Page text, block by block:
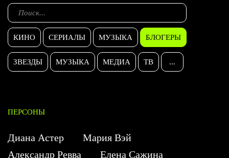
КИНО СЕРИАЛЫ МУЗЫКА БЛОГЕРЫ
ЗВЕЗДЫ МУЗЫКА МЕДИА ТВ ...
ПЕРСОНЫ
Диана Астер
Мария Вэй
Александр Ревва
Елена Сажина